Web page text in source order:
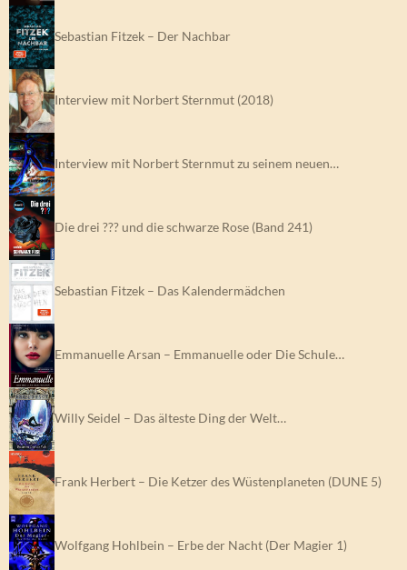
Sebastian Fitzek – Der Nachbar
Interview mit Norbert Sternmut (2018)
Interview mit Norbert Sternmut zu seinem neuen…
Die drei ??? und die schwarze Rose (Band 241)
Sebastian Fitzek – Das Kalendermädchen
Emmanuelle Arsan – Emmanuelle oder Die Schule…
Willy Seidel – Das älteste Ding der Welt…
Frank Herbert – Die Ketzer des Wüstenplaneten (DUNE 5)
Wolfgang Hohlbein – Erbe der Nacht (Der Magier 1)